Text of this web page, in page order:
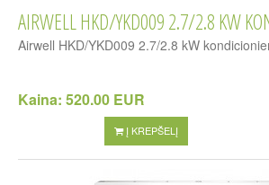
AIRWELL HKD/YKD009 2.7/2.8 KW
Airwell HKD/YKD009 2.7/2.8 kW
Kaina: 520.00 EUR
Į KREPŠELĮ